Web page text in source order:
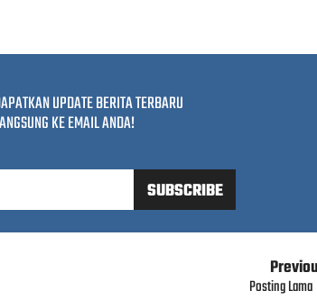
UPDATE BERITA TERBARU
KE EMAIL ANDA!
Posting Lama